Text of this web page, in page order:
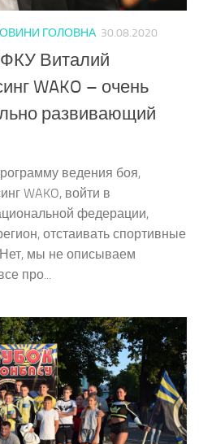
ГОЛОВНА 30.08.2020
Виталий
WAKO – очень
развивающий
ведения боя,
WAKO, войти в
федерации,
отстаивать спортивные
мы не описываем
про...